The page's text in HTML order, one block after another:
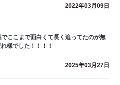
2022年03月09日
ここまで面白くて長く追ってたのが無
様でした！！！！
2025年03月27日